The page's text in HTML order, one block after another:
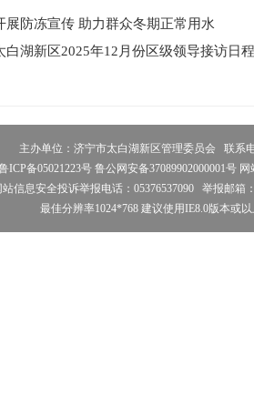
展防冻宣传 助力群众冬期正常用水
白湖新区2025年12月份区级领导接访日
主办单位：济宁市太白湖新区管理委员会 联系
ICP备05021223号 鲁公网安备37089902000001号
站信息安全投诉举报电话：05376537090 举报邮箱：
最佳分辨率1024*768 建议使用IE8.0版本或